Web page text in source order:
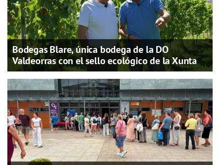
Bodegas Blare, única bodega de la DO
Valdeorras con el sello ecológico de la Xunta